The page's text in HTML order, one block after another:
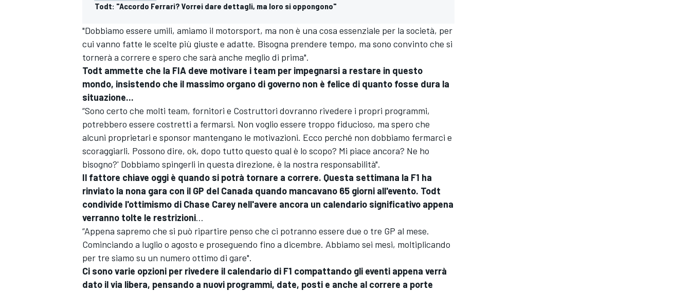
Todt: "Accordo Ferrari? Vorrei dare dettagli, ma loro si oppongono"
"Dobbiamo essere umili, amiamo il motorsport, ma non è una cosa essenziale per la società, per
cui vanno fatte le scelte più giuste e adatte. Bisogna prendere tempo, ma sono convinto che si
tornerà a correre e spero che sarà anche meglio di prima".
Todt ammette che la FIA deve motivare i team per impegnarsi a restare in questo
mondo, insistendo che il massimo organo di governo non è felice di quanto fosse dura la
situazione...
“Sono certo che molti team, fornitori e Costruttori dovranno rivedere i propri programmi,
potrebbero essere costretti a fermarsi. Non voglio essere troppo fiducioso, ma spero che
alcuni proprietari e sponsor mantengano le motivazioni. Ecco perché non dobbiamo fermarci e
scoraggiarli. Possono dire, ok, dopo tutto questo qual è lo scopo? Mi piace ancora? Ne ho
bisogno?' Dobbiamo spingerli in questa direzione, è la nostra responsabilità".
Il fattore chiave oggi è quando si potrà tornare a correre. Questa settimana la F1 ha
rinviato la nona gara con il GP del Canada quando mancavano 65 giorni all'evento. Todt
condivide l'ottimismo di Chase Carey nell'avere ancora un calendario significativo appena
verranno tolte le restrizioni...
“Appena sapremo che si può ripartire penso che ci potranno essere due o tre GP al mese.
Cominciando a luglio o agosto e proseguendo fino a dicembre. Abbiamo sei mesi, moltiplicando
per tre siamo su un numero ottimo di gare".
Ci sono varie opzioni per rivedere il calendario di F1 compattando gli eventi appena verrà
dato il via libera, pensando a nuovi programmi, date, posti e anche al correre a porte